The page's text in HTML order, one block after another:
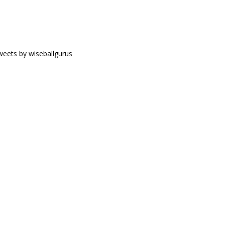
by wiseballgurus